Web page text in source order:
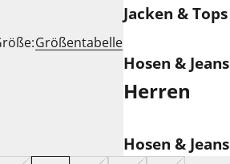
Größentabelle
Jacken & Tops
Hosen & Jeans
Herren
Hosen & Jeans